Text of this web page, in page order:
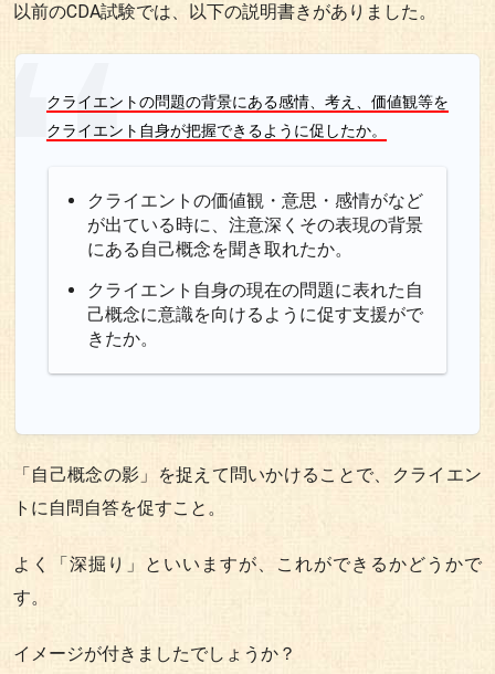
以前のCDA試験では、以下の説明書きがありました。
クライエントの問題の背景にある感情、考え、価値観等を
クライエント自身が把握できるように促したか。
クライエントの価値観・意思・感情がなど
が出ている時に、注意深くその表現の背景
にある自己概念を聞き取れたか。
クライエント自身の現在の問題に表れた自
己概念に意識を向けるように促す支援がで
きたか。
「自己概念の影」を捉えて問いかけることで、クライエン
トに自問自答を促すこと。
よく「深掘り」といいますが、これができるかどうかで
す。
イメージが付きましたでしょうか？